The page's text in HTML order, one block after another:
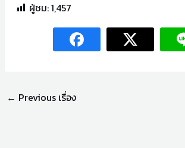
ผู้ชม:1,457
← Previous เรื่อง